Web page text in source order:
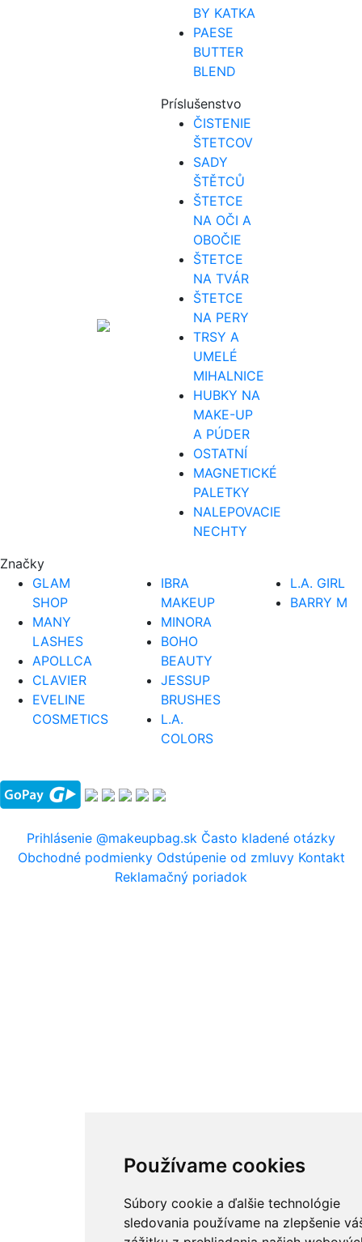
Používame cookies
Súbory cookie a ďalšie technológie
sledovania používame na zlepšenie
BY KATKA
PAESE
BUTTER
BLEND
Príslušenstvo
ČISTENIE
ŠTETCOV
SADY
ŠTĚTCŮ
ŠTETCE
NA OČI A
OBOČIE
ŠTETCE
NA TVÁR
ŠTETCE
NA PERY
TRSY A
UMELÉ
MIHALNICE
HUBKY NA
MAKE-UP
A PÚDER
OSTATNÍ
MAGNETICKÉ
PALETKY
NALEPOVACIE
NECHTY
Značky
GLAM
SHOP
MANY
LASHES
APOLLCA
CLAVIER
EVELINE
COSMETICS
IBRA
MAKEUP
MINORA
BOHO
BEAUTY
JESSUP
BRUSHES
L.A.
COLORS
L.A. GIRL
BARRY M
Prihlásenie @makeupbag.sk Často kladené otázky
Obchodné podmienky Odstúpenie od zmluvy Kontakt
Reklamačný poriadok